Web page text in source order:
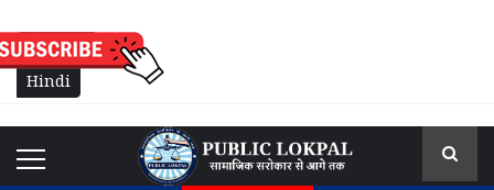
English
Hindi